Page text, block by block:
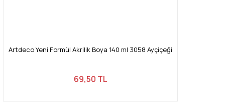
Artdeco Yeni Formül Akrilik Boya 140 ml 3058 Ayçiçeği
69,50 TL